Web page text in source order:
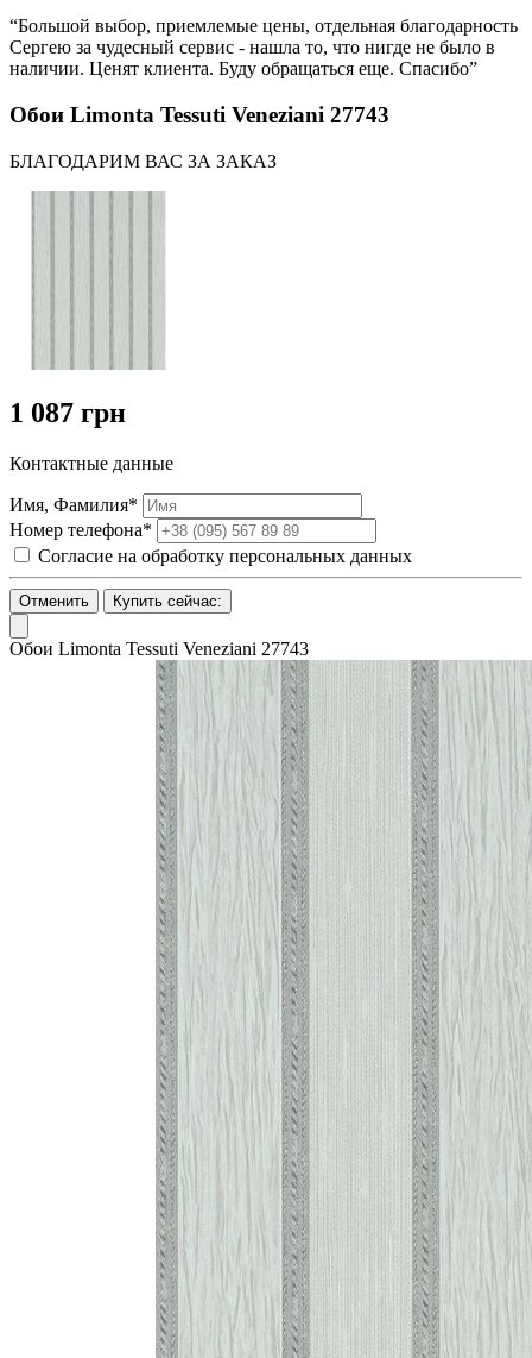
“Большой выбор, приемлемые цены, отдельная благодарность
Сергею за чудесный сервис - нашла то, что нигде не было в
наличии. Ценят клиента. Буду обращаться еще. Спасибо”
Обои Limonta Tessuti Veneziani 27743
БЛАГОДАРИМ ВАС ЗА ЗАКАЗ
1 087 грн
Контактные данные
Имя, Фамилия*
Номер телефона*
Согласие на обработку персональных данных
Отменить Купить сейчас:
Обои Limonta Tessuti Veneziani 27743